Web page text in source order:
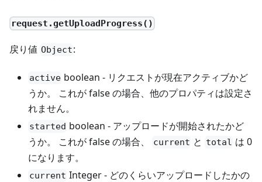
request.getUploadProgress()
戻り値 Object:
active boolean - リクエストが現在アクティブかど
うか。 これが false の場合、他のプロパティは設定さ
れません。
started boolean - アップロードが開始されたかど
うか。 これが false の場合、
current と total は 0
になります。
current Integer - どのくらいアップロードしたかの